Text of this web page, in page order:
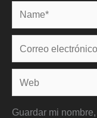
Name*
Correo
electrónico*
Web
Guardar mi